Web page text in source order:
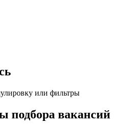
или фильтры
подбора вакансий